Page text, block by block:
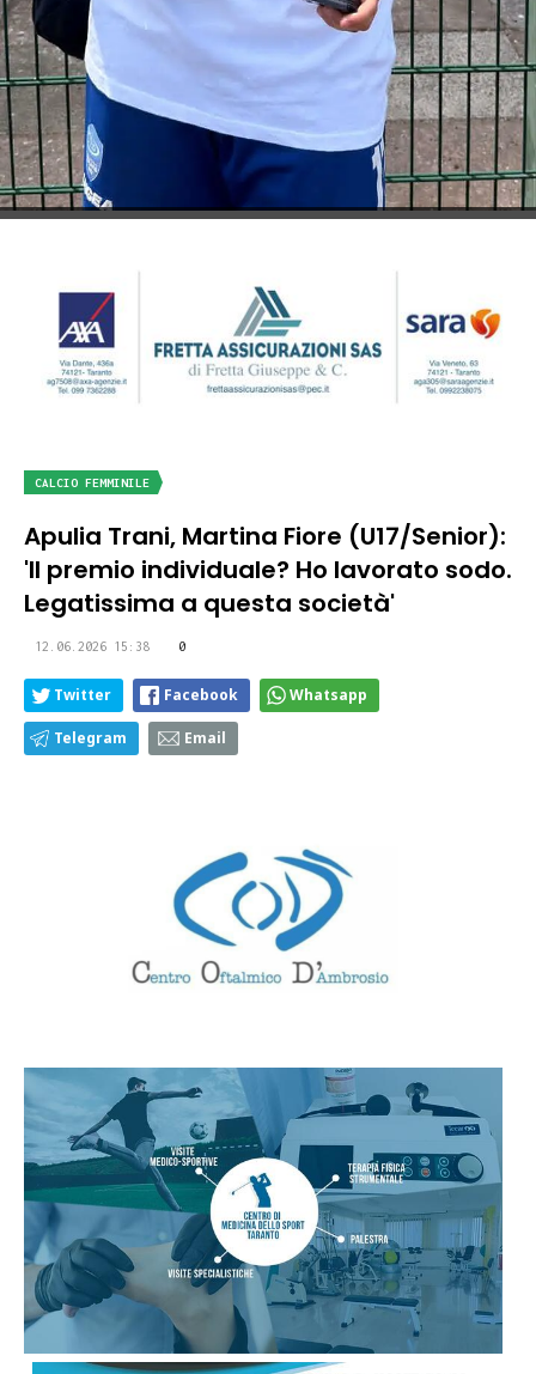
CALCIO FEMMINILE
Apulia Trani, Martina Fiore (U17/Senior):
'Il premio individuale? Ho lavorato sodo.
Legatissima a questa società'
12.06.2026 15:38 0
Twitter Facebook Whatsapp
Telegram Email